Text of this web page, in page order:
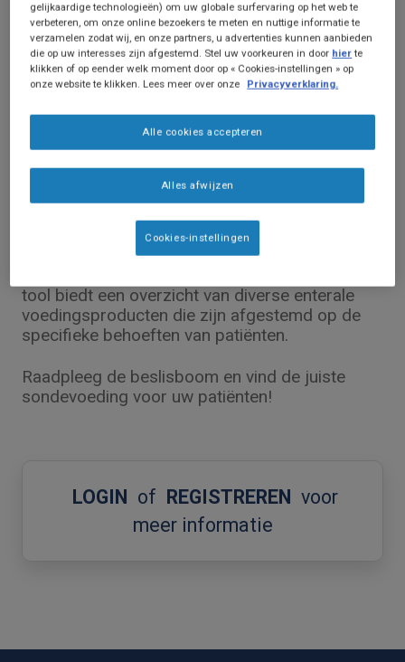
Product informatie
Een keuze maken in sondevoeding
Voor patiënten die niet in staat zijn om via orale
weg voldoende voedingsstoffen in te nemen, is
sondevoeding essentieel. Ontdek hier onze
tool biedt een overzicht van diverse enterale
voedingsproducten die zijn afgestemd op de
specifieke behoeften van patiënten.
Raadpleeg de beslisboom en vind de juiste
sondevoeding voor uw patiënten!
LOGIN of REGISTREREN voor
meer informatie
gelijkaardige technologieën) om uw globale surfervaring op het web te
verbeteren, om onze online bezoekers te meten en nuttige informatie te
verzamelen zodat wij, en onze partners, u advertenties kunnen aanbieden
die op uw interesses zijn afgestemd. Stel uw voorkeuren in door hierte
klikken of op eender welk moment door op « Cookies-instellingen » op
onze website te klikken. Lees meer over onze
Privacyverklaring.
Alles afwijzen
Alle cookies accepteren
Cookies-instellingen